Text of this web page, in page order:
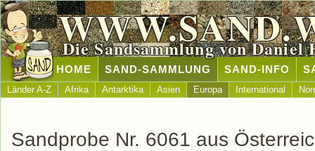
Die Sandsammlung von Daniel
HOME SAND-SAMMLUNG SAND-INFO
Länder A-Z Afrika Antarktika Asien Europa International
Sandprobe Nr. 6061 aus